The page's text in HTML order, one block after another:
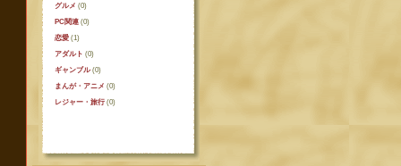
グルメ (0)
PC関連 (0)
恋愛 (1)
アダルト (0)
ギャンブル(0)
まんが・アニメ (0)
レジャー・旅行 (0)